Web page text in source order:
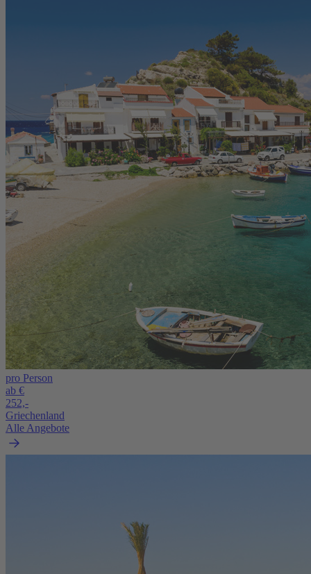
pro Person
ab €
252,-
Griechenland
Alle Angebote